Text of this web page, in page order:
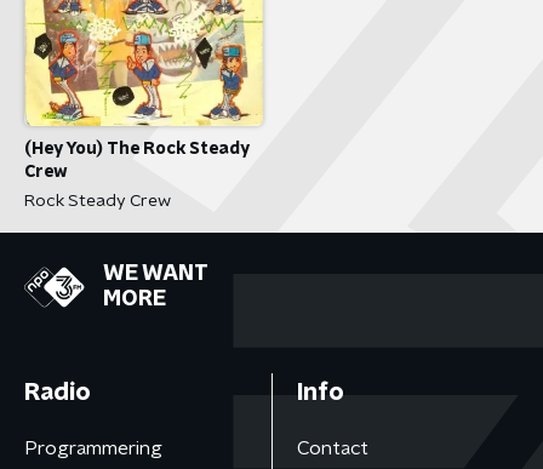
(Hey You) The Rock Steady
Crew
Rock Steady Crew
WE WANT
MORE
Radio
Programmering
Info
Contact